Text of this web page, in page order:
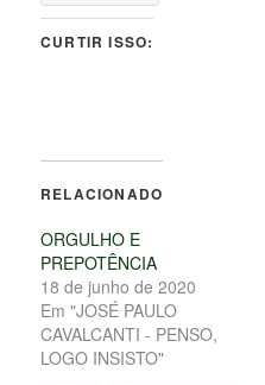
CURTIR ISSO:
RELACIONADO
ORGULHO E
PREPOTÊNCIA
18 de junho de 2020
Em "JOSÉ PAULO
CAVALCANTI - PENSO,
LOGO INSISTO"